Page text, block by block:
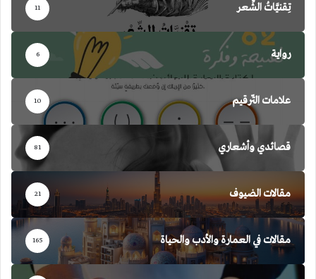
تِقنيَّاتُ الشِّعر 11
رواية 6
علامات التّرقيم 10
قصائدي وأشعاري 81
مقالات الضيوف 21
مقالات في العمارة والأدب والحياة 165